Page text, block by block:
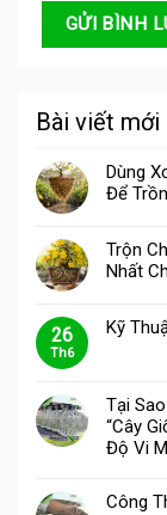
Bài viết mới
Dùng
Để
Trộn
Nhất
26
Th6
Kỹ
Tại
“Cây
Độ Vi
Công